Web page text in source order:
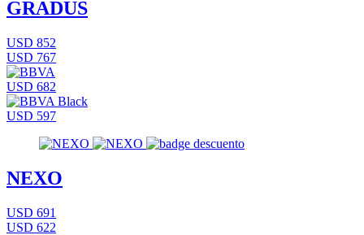
GRADUS
USD 852
USD 767
USD 682
USD 597
NEXO
USD 691
USD 622